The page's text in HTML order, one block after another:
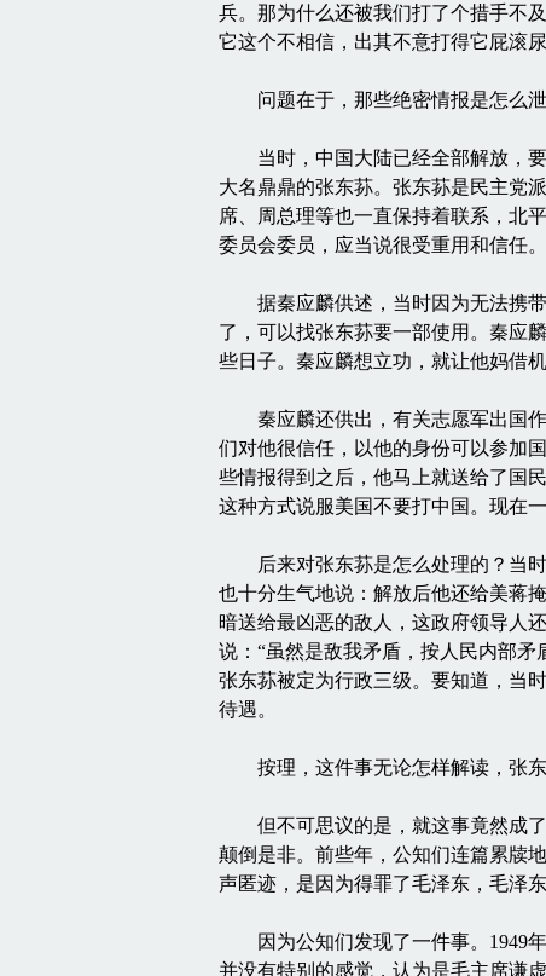
兵。那为什么还被我们打了个措手不
它这个不相信，出其不意打得它屁滚尿
问题在于，那些绝密情报是怎么泄
当时，中国大陆已经全部解放，要
大名鼎鼎的张东荪。张东荪是民主党
席、周总理等也一直保持着联系，北
委员会委员，应当说很受重用和信任
据秦应麟供述，当时因为无法携带
了，可以找张东荪要一部使用。秦应
些日子。秦应麟想立功，就让他妈借
秦应麟还供出，有关志愿军出国作
们对他很信任，以他的身份可以参加
些情报得到之后，他马上就送给了国
这种方式说服美国不要打中国。现在
后来对张东荪是怎么处理的？当时
也十分生气地说：解放后他还给美蒋
暗送给最凶恶的敌人，这政府领导人
说：“虽然是敌我矛盾，按人民内部矛
张东荪被定为行政三级。要知道，当
待遇。
按理，这件事无论怎样解读，张东
但不可思议的是，就这事竟然成了
颠倒是非。前些年，公知们连篇累牍
声匿迹，是因为得罪了毛泽东，毛泽
因为公知们发现了一件事。1949年
并没有特别的感觉，认为是毛主席谦